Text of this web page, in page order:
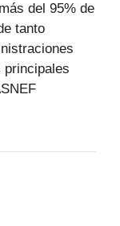
del 95% de
tanto
principales